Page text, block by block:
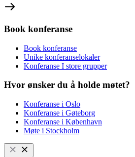
Book konferanse
Book konferanse
Unike konferanselokaler
Konferanse I store grupper
Hvor ønsker du å holde møtet?
Konferanse i Oslo
Konferanse i Gøteborg
Konferanse i København
Møte i Stockholm